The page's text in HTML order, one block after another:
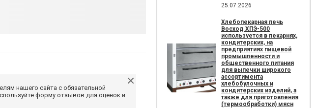
нашего сайта с обязательной
форму отзывов для оценок и
25.07.2026
Хлебопекарная печь
Восход ХПЭ-500
используется в пекарнях,
кондитерских, на
предприятиях пищевой
промышленности и
общественного питания
для выпечки широкого
ассортимента
хлебобулочных и
кондитерских изделий, а
также для приготовления
(термообработки) мясн